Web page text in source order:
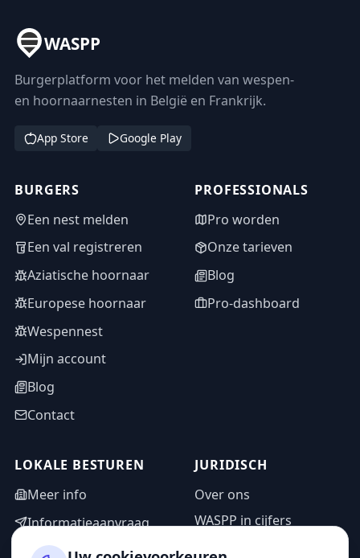
WASPP
Burgerplatform voor het melden van wespen-
en hoornaarnesten in België en Frankrijk.
App Store Google Play
BURGERS
Een nest melden
Een val registreren
Aziatische hoornaar
Europese hoornaar
Wespennest
Mijn account
Blog
Contact
PROFESSIONALS
Pro worden
Onze tarieven
Blog
Pro-dashboard
LOKALE BESTUREN
Meer info
Informatieaanvraag
Adminzone
JURIDISCH
Over ons
WASPP in cijfers